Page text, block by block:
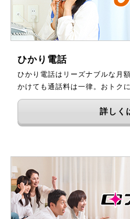
ひかり電話
ひかり電話はリーズナブルな月
かけても通話料は一律。おトク
詳しく